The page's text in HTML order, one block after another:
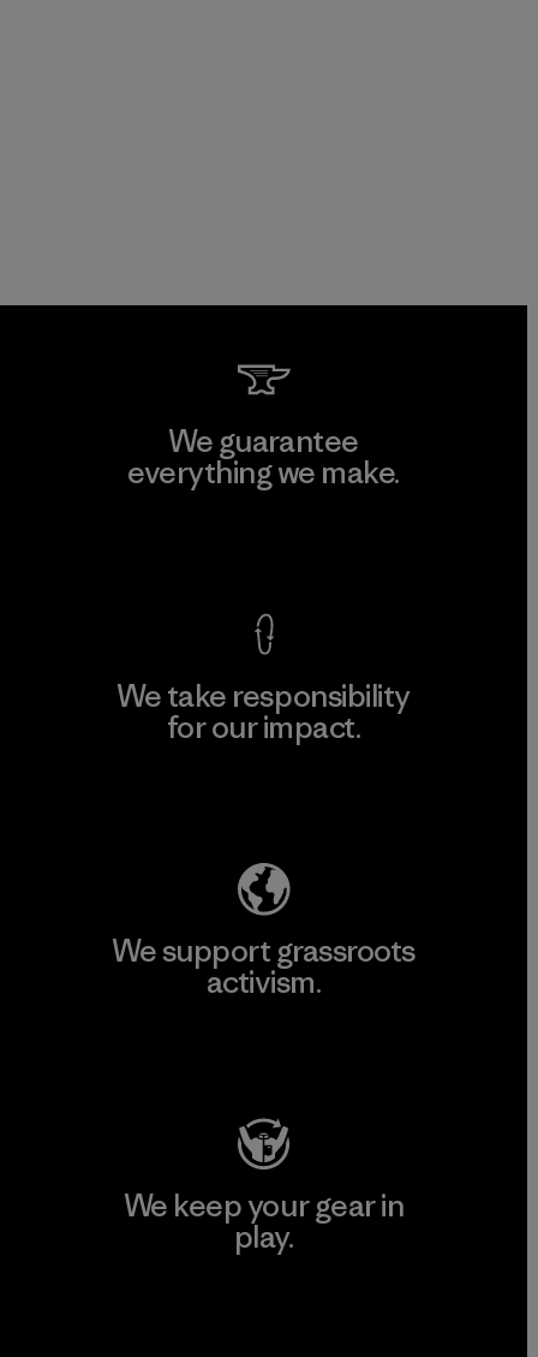
We guarantee
everything we make.
We take responsibility
for our impact.
We support grassroots
activism.
We keep your gear in
play.